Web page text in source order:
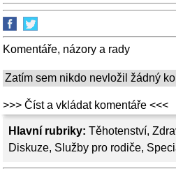
Hlavní rubriky: Těhotenství,
Diskuze, Služby pro rodiče,
Komentáře, názory a rady
Zatím sem nikdo nevložil žádný
>>> Číst a vkládat komentáře <<<